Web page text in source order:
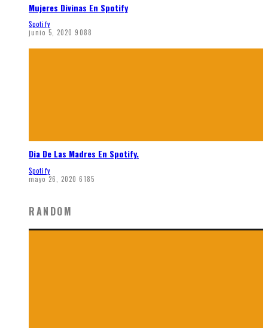
Mujeres Divinas En Spotify
Spotify
junio 5, 2020 9088
Dia De Las Madres En Spotify.
Spotify
mayo 26, 2020 6185
RANDOM